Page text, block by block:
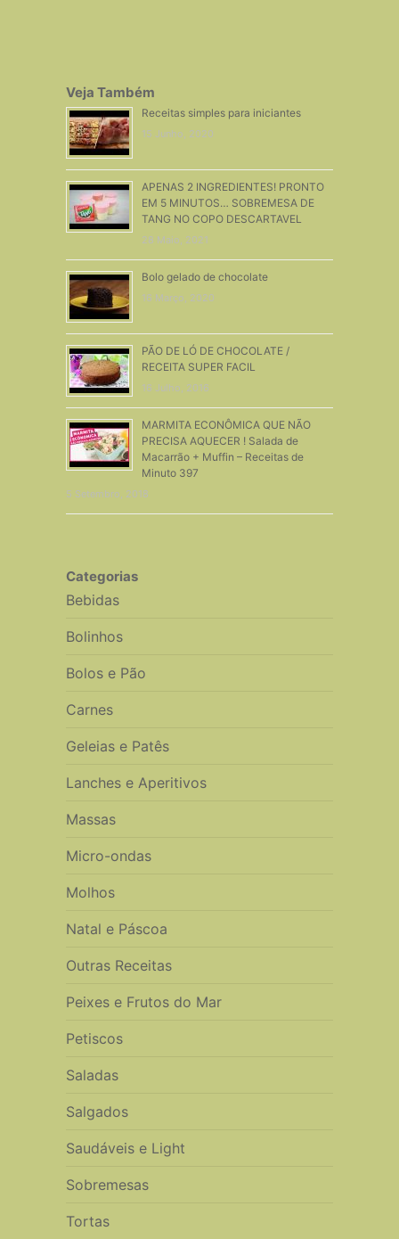
Veja Também
Receitas simples para iniciantes
15 Junho, 2020
APENAS 2 INGREDIENTES! PRONTO
EM 5 MINUTOS… SOBREMESA DE
TANG NO COPO DESCARTAVEL
28 Maio, 2021
Bolo gelado de chocolate
16 Março, 2020
PÃO DE LÓ DE CHOCOLATE /
RECEITA SUPER FACIL
16 Julho, 2016
MARMITA ECONÔMICA QUE NÃO
PRECISA AQUECER ! Salada de
Macarrão + Muffin – Receitas de
Minuto 397
5 Setembro, 2018
Categorias
Bebidas
Bolinhos
Bolos e Pão
Carnes
Geleias e Patês
Lanches e Aperitivos
Massas
Micro-ondas
Molhos
Natal e Páscoa
Outras Receitas
Peixes e Frutos do Mar
Petiscos
Saladas
Salgados
Saudáveis e Light
Sobremesas
Tortas